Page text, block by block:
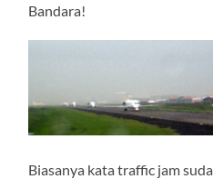
Bandara!
Biasanya kata traffic jam